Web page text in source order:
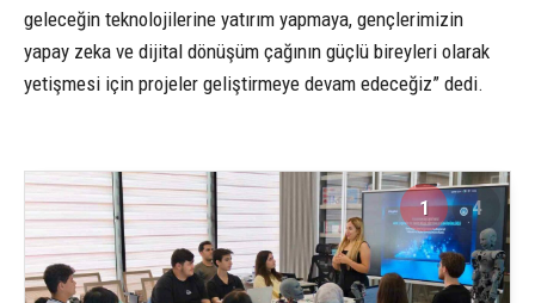
geleceğin teknolojilerine yatırım yapmaya, gençlerimizin
yapay zeka ve dijital dönüşüm çağının güçlü bireyleri olarak
yetişmesi için projeler geliştirmeye devam edeceğiz” dedi.
1 4